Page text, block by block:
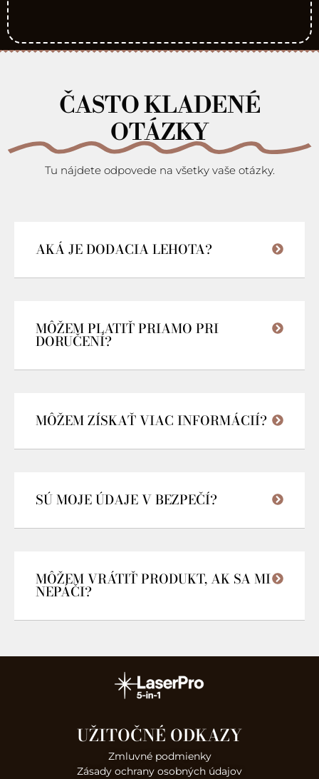
ČASTO KLADENÉ
OTÁZKY
Tu nájdete odpovede na všetky vaše otázky.
AKÁ JE DODACIA LEHOTA?
MÔŽEM PLATIŤ PRIAMO PRI
DORUČENÍ?
MÔŽEM ZÍSKAŤ VIAC INFORMÁCIÍ?
SÚ MOJE ÚDAJE V BEZPEČÍ?
MÔŽEM VRÁTIŤ PRODUKT, AK SA MI
NEPÁČI?
UŽITOČNÉ ODKAZY
Zmluvné podmienky
Zásady ochrany osobných údajov